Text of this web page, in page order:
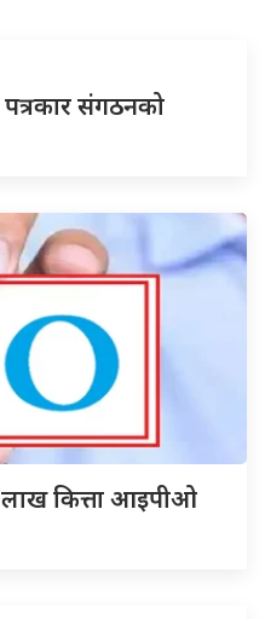
पत्रकार संगठनको
लाख कित्ता आइपीओ